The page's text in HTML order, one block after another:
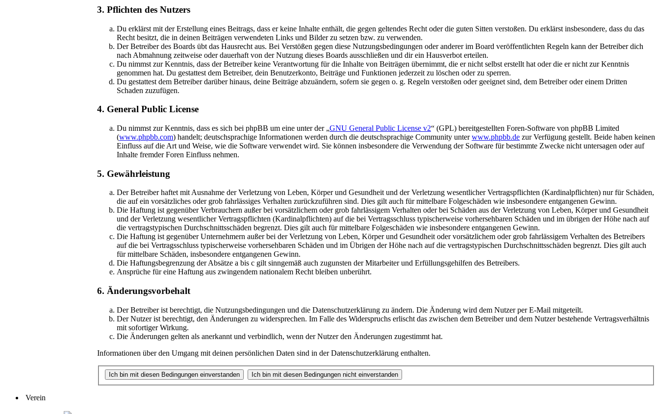
3. Pflichten des Nutzers
Du erklärst mit der Erstellung eines Beitrags, dass er keine Inhalte enthält, die gegen geltendes Recht oder die guten Sitten verstoßen. Du erklärst insbesondere, dass du das
Recht besitzt, die in deinen Beiträgen verwendeten Links und Bilder zu setzen bzw. zu verwenden.
Der Betreiber des Boards übt das Hausrecht aus. Bei Verstößen gegen diese Nutzungsbedingungen oder anderer im Board veröffentlichten Regeln kann der Betreiber dich
nach Abmahnung zeitweise oder dauerhaft von der Nutzung dieses Boards ausschließen und dir ein Hausverbot erteilen.
Du nimmst zur Kenntnis, dass der Betreiber keine Verantwortung für die Inhalte von Beiträgen übernimmt, die er nicht selbst erstellt hat oder die er nicht zur Kenntnis
genommen hat. Du gestattest dem Betreiber, dein Benutzerkonto, Beiträge und Funktionen jederzeit zu löschen oder zu sperren.
Du gestattest dem Betreiber darüber hinaus, deine Beiträge abzuändern, sofern sie gegen o. g. Regeln verstoßen oder geeignet sind, dem Betreiber oder einem Dritten
Schaden zuzufügen.
4. General Public License
Du nimmst zur Kenntnis, dass es sich bei phpBB um eine unter der „GNU General Public License v2“ (GPL) bereitgestellten Foren-Software von phpBB Limited
(www.phpbb.com) handelt; deutschsprachige Informationen werden durch die deutschsprachige Community unterwww.phpbb.de zur Verfügung gestellt. Beide haben keinen
Einfluss auf die Art und Weise, wie die Software verwendet wird. Sie können insbesondere die Verwendung der Software für bestimmte Zwecke nicht untersagen oder auf
Inhalte fremder Foren Einfluss nehmen.
5. Gewährleistung
Der Betreiber haftet mit Ausnahme der Verletzung von Leben, Körper und Gesundheit und der Verletzung wesentlicher Vertragspflichten (Kardinalpflichten) nur für Schäden,
die auf ein vorsätzliches oder grob fahrlässiges Verhalten zurückzuführen sind. Dies gilt auch für mittelbare Folgeschäden wie insbesondere entgangenen Gewinn.
Die Haftung ist gegenüber Verbrauchern außer bei vorsätzlichem oder grob fahrlässigem Verhalten oder bei Schäden aus der Verletzung von Leben, Körper und Gesundheit
und der Verletzung wesentlicher Vertragspflichten (Kardinalpflichten) auf die bei Vertragsschluss typischerweise vorhersehbaren Schäden und im übrigen der Höhe nach auf
die vertragstypischen Durchschnittsschäden begrenzt. Dies gilt auch für mittelbare Folgeschäden wie insbesondere entgangenen Gewinn.
Die Haftung ist gegenüber Unternehmern außer bei der Verletzung von Leben, Körper und Gesundheit oder vorsätzlichem oder grob fahrlässigem Verhalten des Betreibers
auf die bei Vertragsschluss typischerweise vorhersehbaren Schäden und im Übrigen der Höhe nach auf die vertragstypischen Durchschnittsschäden begrenzt. Dies gilt auch
für mittelbare Schäden, insbesondere entgangenen Gewinn.
Die Haftungsbegrenzung der Absätze a bis c gilt sinngemäß auch zugunsten der Mitarbeiter und Erfüllungsgehilfen des Betreibers.
Ansprüche für eine Haftung aus zwingendem nationalem Recht bleiben unberührt.
6. Änderungsvorbehalt
Der Betreiber ist berechtigt, die Nutzungsbedingungen und die Datenschutzerklärung zu ändern. Die Änderung wird dem Nutzer per E-Mail mitgeteilt.
Der Nutzer ist berechtigt, den Änderungen zu widersprechen. Im Falle des Widerspruchs erlischt das zwischen dem Betreiber und dem Nutzer bestehende Vertragsverhältnis
mit sofortiger Wirkung.
Die Änderungen gelten als anerkannt und verbindlich, wenn der Nutzer den Änderungen zugestimmt hat.
Informationen über den Umgang mit deinen persönlichen Daten sind in der Datenschutzerklärung enthalten.
Verein